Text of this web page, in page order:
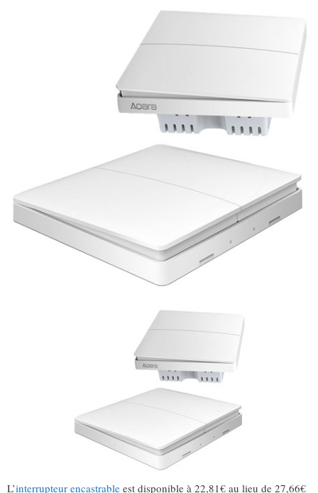
L’interrupteur encastrable est disponible à 22,81€ au lieu de 27,66€